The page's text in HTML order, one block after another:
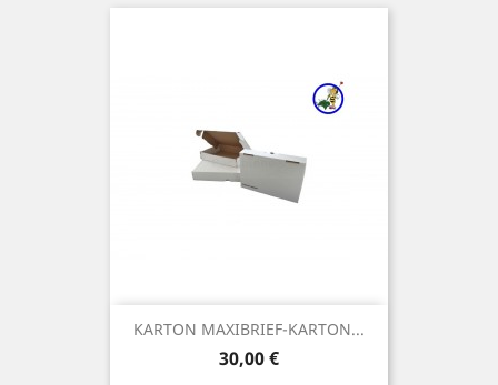
KARTON MAXIBRIEF-KARTON...
Preis
30,00 €